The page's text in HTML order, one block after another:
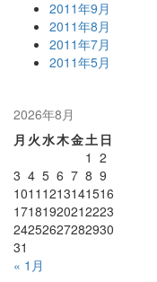
2011年9月
2011年8月
2011年7月
2011年5月
2026年8月
月 火水木金土 日
1 2
3 4 5 6 7 8 9
1011 1213141516
17181920212223
24252627282930
31
« 1月